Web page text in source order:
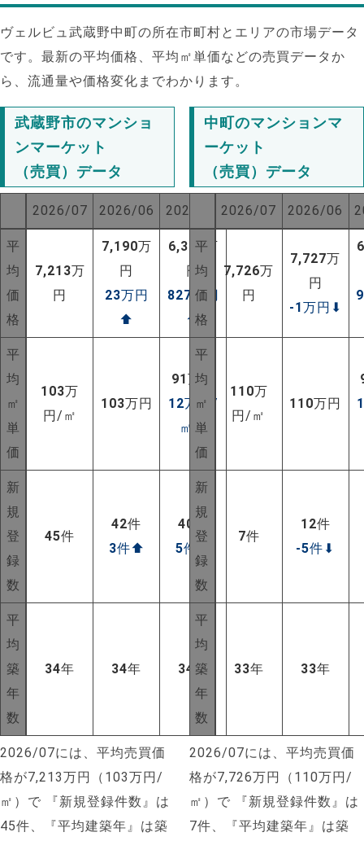
ヴェルビュ武蔵野中町の所在市町村とエリアの市場データ
です。最新の平均価格、平均㎡単価などの売買データか
ら、流通量や価格変化までわかります。
武蔵野市のマンショ
ンマーケット
（売買）データ
2026/07 2026/06 2025/07
平
均
価
格
7,213万
円
7,190万
円
23万円
⬆
6,386万
円
827 万円
⬆
平
均
㎡
単
価
103万
円/㎡
103万円
91万円
12万円/
㎡ ⬆
新
規
登
録
数
45件
42件
3件⬆
40
件
5件
平
均
築
年
数
34年 34年 34 年
2026/07には、平均売買価
格が7,213万円（103万円/
㎡）で 『新規登録件数』は
45件、『平均建築年』は築
中町のマンションマ
ーケット
（売買）データ
2026/07 2026/06
平
均
価
格
7,726万
円
7,727万
円
-1万円 ⬇
平
均
㎡
単
価
110万
円/㎡
110万円
新
規
登
録
数
7件
12件
-5件 ⬇
平
均
築
年
数
33年 33年
2026/07には、平均売買価
格が7,726万円（110万円/
㎡）で 『新規登録件数』は
7件、『平均建築年』は築